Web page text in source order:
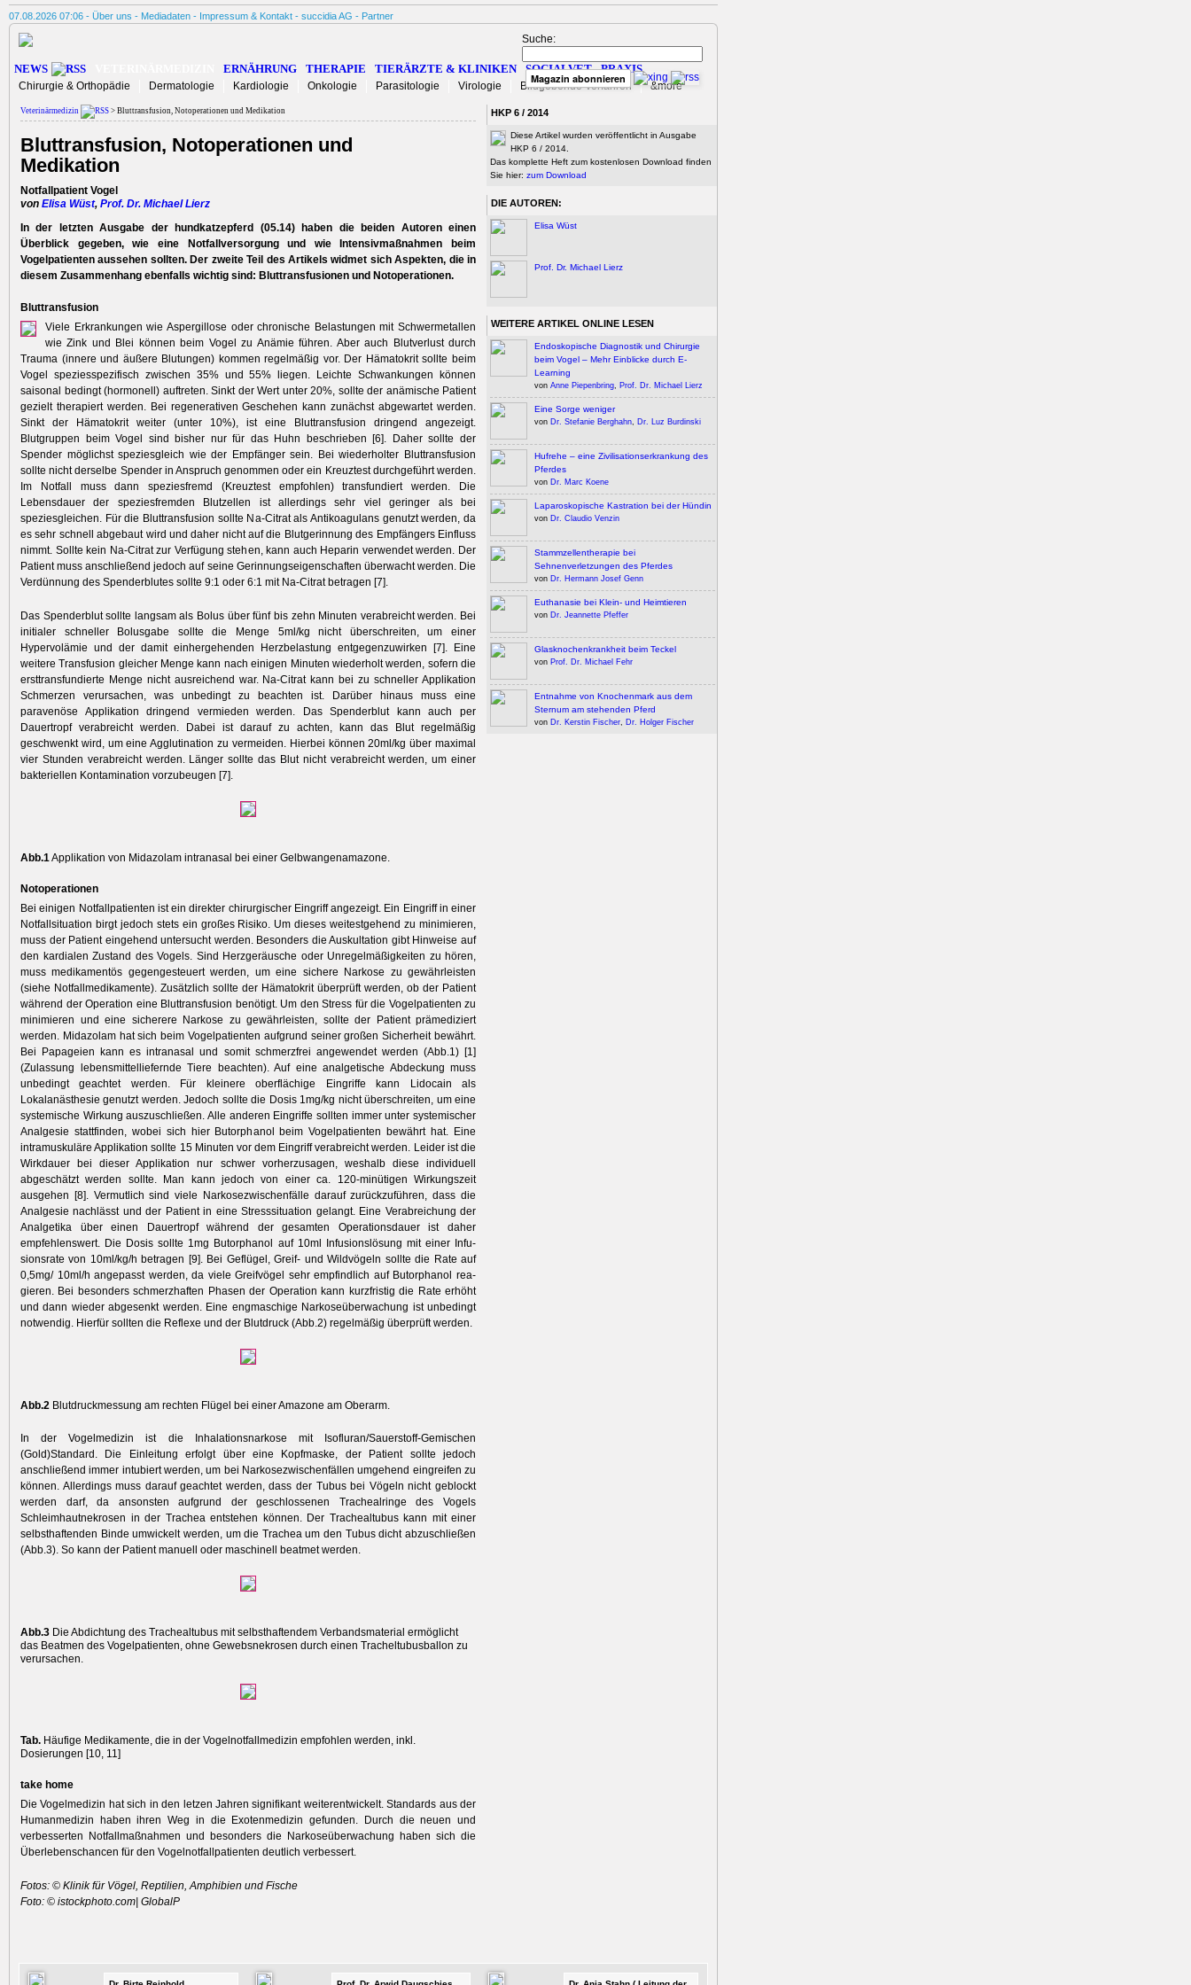
07.08.2026 07:06 - Über uns - Mediadaten - Impressum & Kontakt - succidia AG - Partner
Suche:
Magazin abonnieren
NEWS ERNÄHRUNG THERAPIE TIERÄRZTE & KLINIKEN SOCIALVET PRAXIS
Chirurgie & Orthopädie Dermatologie Kardiologie Onkologie Parasitologie Virologie Bildgebende Verfahren &more
Veterinärmedizin > Bluttransfusion, Notoperationen und Medikation
Bluttransfusion, Notoperationen und
Medikation
Notfallpatient Vogel
von Elisa Wüst, Prof. Dr. Michael Lierz
In der letzten Ausgabe der hundkatzepferd (05.14) haben die beiden Autoren einen
Überblick gegeben, wie eine Notfall­versorgung und wie Intensivmaßnahmen beim
Vogelpatienten aussehen sollten. Der zweite Teil des Artikels widmet sich Aspekten, die in
diesem Zusammenhang ebenfalls wichtig sind: Bluttrans­fu­sionen und Notoperationen.
Bluttransfusion
Viele Erkrankungen wie Aspergillose oder chronische Belastungen mit Schwermetallen
wie Zink und Blei können beim Vogel zu Anämie führen. Aber auch Blutverlust durch
Trauma (innere und äußere Blutungen) kommen regelmäßig vor. Der Hämatokrit sollte beim
Vogel speziesspezifisch zwischen 35% und 55% liegen. Leichte Schwankungen können
saisonal bedingt (hormonell) auftreten. Sinkt der Wert unter 20%, sollte der anämische Patient
gezielt therapiert werden. Bei regenerativen Geschehen kann zunächst abgewartet werden.
Sinkt der Hämatokrit weiter (unter 10%), ist eine Bluttransfusion dringend angezeigt.
Blutgruppen beim Vogel sind bisher nur für das Huhn beschrieben [6]. Daher sollte der
Spender möglichst speziesgleich wie der Empfänger sein. Bei wiederholter Bluttransfusion
sollte nicht derselbe Spender in Anspruch genommen oder ein Kreuztest durchgeführt werden.
Im Notfall muss dann speziesfremd (Kreuztest empfohlen) transfundiert werden. Die
Lebensdauer der speziesfremden Blutzellen ist allerdings sehr viel geringer als bei
speziesgleichen. Für die Bluttransfusion sollte Na-Citrat als Antikoagulans genutzt werden, da
es sehr schnell abgebaut wird und daher nicht auf die Blutgerinnung des Empfängers Einfluss
nimmt. Sollte kein Na-Citrat zur Verfügung stehen, kann auch Heparin verwendet werden. Der
Patient muss anschließend jedoch auf seine Gerinnungseigenschaften überwacht werden. Die
Verdünnung des Spenderblutes sollte 9:1 oder 6:1 mit Na-Citrat betragen [7].
Das Spenderblut sollte langsam als Bolus über fünf bis zehn Minuten verabreicht werden. Bei
initialer schneller Bolusgabe sollte die Menge 5ml/kg nicht überschreiten, um einer
Hypervolämie und der damit einhergehenden Herzbelastung entgegenzuwirken [7]. Eine
weitere Transfusion gleicher Menge kann nach einigen Minuten wiederholt werden, sofern die
ersttransfundierte Menge nicht ausreichend war. Na-Citrat kann bei zu schneller Applikation
Schmerzen verur­sachen, was unbedingt zu beachten ist. Darüber hinaus muss eine
paravenöse Applikation dringend vermieden werden. Das Spenderblut kann auch per
Dauertropf verabreicht werden. Dabei ist darauf zu achten, kann das Blut regelmäßig
geschwenkt wird, um eine Agglutination zu vermeiden. Hierbei können 20ml/kg über maximal
vier Stunden verabreicht werden. Länger sollte das Blut nicht verabreicht werden, um einer
bakteriellen Kontamination vorzubeugen [7].
Abb.1Applikation von Midazolam intranasal bei einer Gelbwangenamazone.
Notoperationen
Bei einigen Notfallpatienten ist ein direkter chirurgischer Eingriff angezeigt. Ein Eingriff in einer
Notfallsituation birgt jedoch stets ein großes Risiko. Um dieses weitestgehend zu minimieren,
muss der Patient eingehend untersucht werden. Besonders die Auskultation gibt Hinweise auf
den kardialen Zustand des Vogels. Sind Herzgeräusche oder Unregelmäßigkeiten zu hören,
muss medi­kamentös gegengesteuert werden, um eine sichere Narkose zu gewährleisten
(siehe Notfallmedikamente). Zusätzlich sollte der Hämatokrit überprüft werden, ob der Patient
während der Operation eine Bluttransfusion benötigt. Um den Stress für die Vogel­patienten zu
minimieren und eine sicherere Narkose zu gewährleisten, sollte der Patient prämediziert
werden. Midazolam hat sich beim Vogelpatienten aufgrund seiner großen Sicherheit bewährt.
Bei Papageien kann es intranasal und somit schmerzfrei angewendet werden (Abb.1) [1]
(Zulassung lebensmittelliefernde Tiere beachten). Auf eine analgetische Abdeckung muss
unbedingt geachtet werden. Für kleinere oberflächige Eingriffe kann Lidocain als
Lokalanästhesie genutzt werden. Jedoch sollte die Dosis 1mg/kg nicht überschreiten, um eine
systemische Wirkung auszuschließen. Alle anderen Eingriffe sollten immer unter systemischer
Analgesie stattfinden, wobei sich hier Butorphanol beim Vogelpatienten bewährt hat. Eine
intramuskuläre Applikation sollte 15 Minuten vor dem Eingriff verabreicht werden. Leider ist die
Wirkdauer bei dieser Applikation nur schwer vorherzusagen, weshalb diese individuell
abgeschätzt werden sollte. Man kann jedoch von ­einer ca. 120-minütigen Wirkungszeit
ausgehen [8]. Vermutlich sind viele Narkosezwischenfälle darauf zurückzuführen, dass die
Analgesie nachlässt und der Patient in eine Stresssituation gelangt. Eine Verabreichung der
Analgetika über einen Dauertropf während der gesamten Operationsdauer ist daher
empfehlenswert. Die Dosis sollte 1mg Butorphanol auf 10ml Infusionslösung mit einer Infu­
sionsrate von 10ml/kg/h betragen [9]. Bei Geflügel, Greif- und Wildvögeln sollte die Rate auf
0,5mg/ 10ml/h angepasst werden, da viele Greifvögel sehr empfindlich auf Butorphanol rea­
gieren. Bei besonders schmerz­haften Phasen der Operation kann kurz­fristig die Rate erhöht
und dann wieder abgesenkt werden. Eine engmaschige Nar­koseüberwachung ist unbedingt
notwendig. Hierfür sollten die Reflexe und der Blutdruck (Abb.2) regelmäßig überprüft werden.
Abb.2 Blutdruckmessung am rechten Flügel bei einer Amazone am Oberarm.
In der Vogelmedizin ist die Inhalationsnarkose mit Isofluran/Sauerstoff-Gemischen
(Gold)Standard. Die Einleitung erfolgt über eine Kopfmaske, der Patient sollte jedoch
anschließend immer intubiert werden, um bei Narkosezwischenfällen umgehend eingreifen zu
können. Allerdings muss darauf geachtet werden, dass der Tubus bei Vögeln nicht geblockt
werden darf, da ansonsten aufgrund der geschlossenen Trachealringe des Vogels
Schleimhautnekrosen in der Trachea entstehen können. Der Trachealtubus kann mit einer
selbsthaftenden Binde umwickelt werden, um die Trachea um den Tubus dicht abzuschließen
(Abb.3). So kann der Patient manuell oder maschinell beatmet werden.
Abb.3 Die Abdichtung des Trachealtubus mit selbsthaftendem Verbandsmaterial ermöglicht
das Beatmen des Vogelpatienten, ohne Gewebsnekrosen durch einen Trachel­tubusballon zu
verursachen.
Tab. Häufige Medikamente, die in der Vogelnotfallmedizin empfohlen werden, inkl.
Dosierungen [10, 11]
take home
Die Vogelmedizin hat sich in den letzen Jahren signifikant weiterentwickelt. Standards aus der
Humanmedizin haben ihren Weg in die Exotenmedizin gefunden. Durch die neuen und
verbesserten Notfallmaßnahmen und besonders die Narkoseüberwachung haben sich die
Überlebenschancen für den Vogelnotfallpatienten deutlich verbessert.
Fotos: © Klinik für Vögel, Reptilien, Amphibien und Fische
Foto: © istockphoto.com| GlobalP
HKP 6 / 2014
Diese Artikel wurden veröffentlicht in Ausgabe
HKP 6 / 2014.
Das komplette Heft zum kostenlosen Download finden
Sie hier: zum Download
DIE AUTOREN:
Elisa Wüst
Prof. Dr. Michael Lierz
WEITERE ARTIKEL ONLINE LESEN
Endoskopische Diagnostik und Chirurgie
beim Vogel – Mehr Einblicke durch E-
Learning
von Anne Piepenbring, Prof. Dr. Michael Lierz
Eine Sorge weniger
von Dr. Stefanie Berghahn, Dr. Luz Burdinski
Hufrehe – eine Zivilisationserkrankung des
Pferdes
von Dr. Marc Koene
Laparoskopische Kastration bei der Hündin
von Dr. Claudio Venzin
Stammzellentherapie bei
Sehnenverletzungen des Pferdes
von Dr. Hermann Josef Genn
Euthanasie bei Klein- und Heimtieren
von Dr. Jeannette Pfeffer
Glasknochenkrankheit beim Teckel
von Prof. Dr. Michael Fehr
Entnahme von Knochenmark aus dem
Sternum am stehenden Pferd
von Dr. Kerstin Fischer, Dr. Holger Fischer